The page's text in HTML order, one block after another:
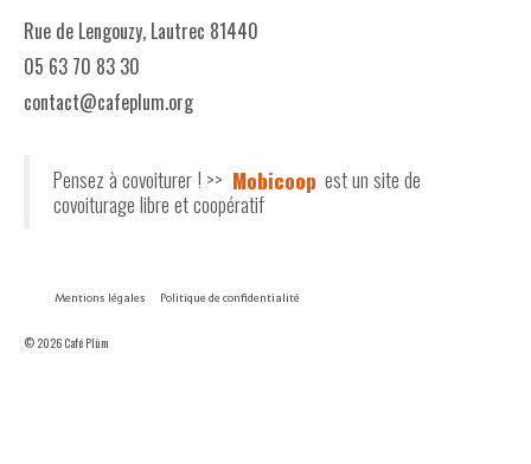
Rue de Lengouzy, Lautrec 81440
05 63 70 83 30
contact@cafeplum.org
Pensez à covoiturer ! >> Mobicoop est un site de
covoiturage libre et coopératif
Mentions légales Politique de confidentialité
© 2026 Café Plùm